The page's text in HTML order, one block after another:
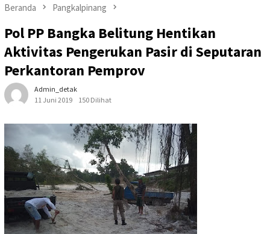
Beranda Pangkalpinang
Pol PP Bangka Belitung Hentikan
Aktivitas Pengerukan Pasir di Seputaran
Perkantoran Pemprov
Admin_detak
11 Juni 2019
150 Dilihat